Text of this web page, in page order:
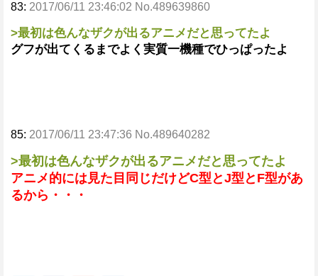
83: 2017/06/11 23:46:02 No.489639860
>最初は色んなザクが出るアニメだと思ってたよ
グフが出てくるまでよく実質一機種でひっぱったよ
85: 2017/06/11 23:47:36 No.489640282
>最初は色んなザクが出るアニメだと思ってたよ
アニメ的には見た目同じだけどC型とJ型とF型があ
るから・・・